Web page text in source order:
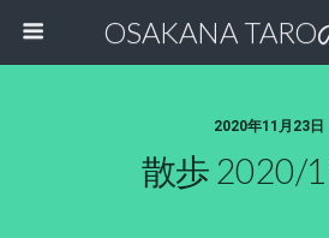
OSAKANA
2020年11月23日
散歩 2020/